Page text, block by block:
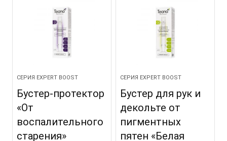
СЕРИЯ EXPERT BOOST
Бустер-протектор
«От
воспалительного
старения»
СЕРИЯ EXPERT BOOST
Бустер для рук и
декольте от
пигментных
пятен «Белая